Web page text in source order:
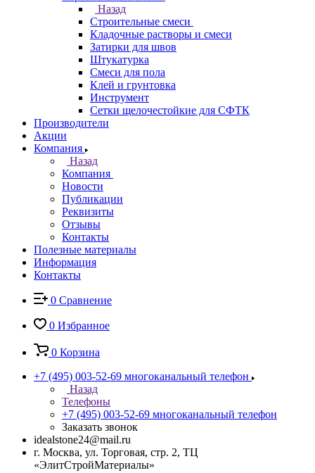
Назад
Строительные смеси
Кладочные растворы и смеси
Затирки для швов
Штукатурка
Смеси для пола
Клей и грунтовка
Инструмент
Сетки щелочестойкие для СФТК
Производители
Акции
Компания
Назад
Компания
Новости
Публикации
Реквизиты
Отзывы
Контакты
Полезные материалы
Информация
Контакты
0 Сравнение
0 Избранное
0 Корзина
+7 (495) 003-52-69 многоканальный телефон
Назад
Телефоны
+7 (495) 003-52-69 многоканальный телефон
Заказать звонок
idealstone24@mail.ru
г. Москва, ул. Торговая, стр. 2, ТЦ
«ЭлитСтройМатериалы»